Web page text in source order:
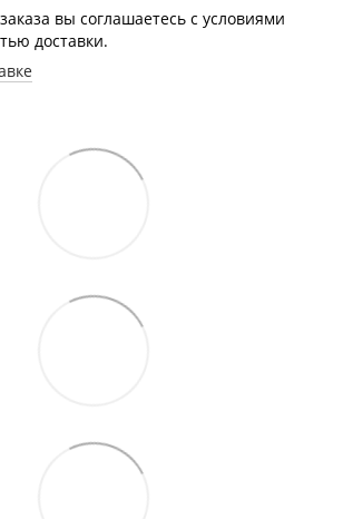
вы соглашаетесь с условиями
доставки.